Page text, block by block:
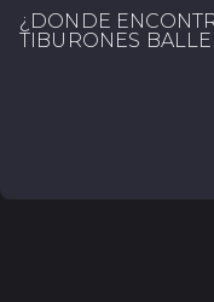
¿DÓNDE
TIBURONES